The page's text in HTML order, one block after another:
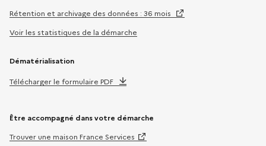
Rétention et archivage des données : 36 mois
Voir les statistiques de la démarche
Dématérialisation
Télécharger le formulaire PDF
Être accompagné dans votre démarche
Trouver une maison France Services